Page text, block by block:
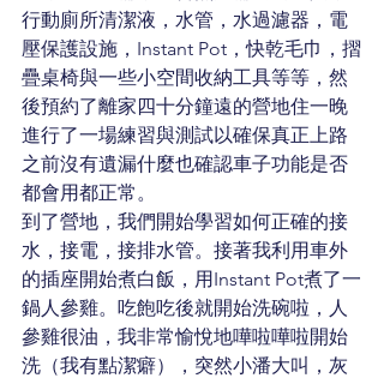
行動廁所清潔液，水管，水過濾器，電
壓保護設施，Instant Pot，快乾毛巾，摺
疊桌椅與一些小空間收納工具等等，然
後預約了離家四十分鐘遠的營地住一晚
進行了一場練習與測試以確保真正上路
之前沒有遺漏什麼也確認車子功能是否
都會用都正常。
到了營地，我們開始學習如何正確的接
水，接電，接排水管。接著我利用車外
的插座開始煮白飯，用Instant Pot煮了一
鍋人參雞。吃飽吃後就開始洗碗啦，人
參雞很油，我非常愉悅地嘩啦嘩啦開始
洗（我有點潔癖），突然小潘大叫，灰